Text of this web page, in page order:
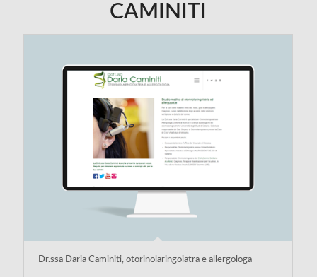
CAMINITI
Dr.ssa Daria Caminiti, otorinolaringoiatra e allergologa